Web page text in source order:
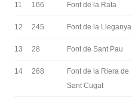
11 166 Font de la Rata
12 245 Font de la Lleganya
13 28 Font de Sant Pau
14 268
Font de la Riera de
Sant Cugat